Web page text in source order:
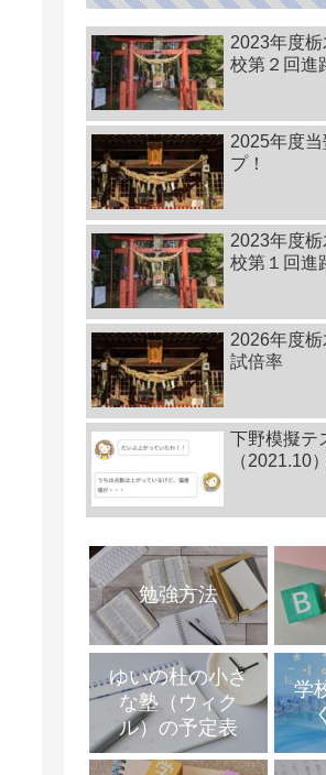
2023年度
校第２回進
2025年度
プ！
2023年度
校第１回進
2026年度
試倍率
下野模擬テ
（2021.10
勉強方法
ゆいの杜の小さ
な塾（ウィク
ル）の予定表
学